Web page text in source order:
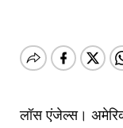
लॉस एंजेल्स।